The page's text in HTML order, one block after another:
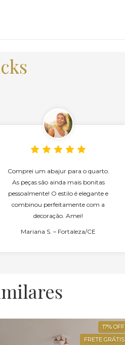
Comprei um abajur para o quarto.
As peças são ainda mais bonitas
pessoalmente! O estilo é elegante e
combinou perfeitamente com a
decoração. Amei!
Mariana S. – Fortaleza/CE
17% OFF
FRETE GRÁTIS